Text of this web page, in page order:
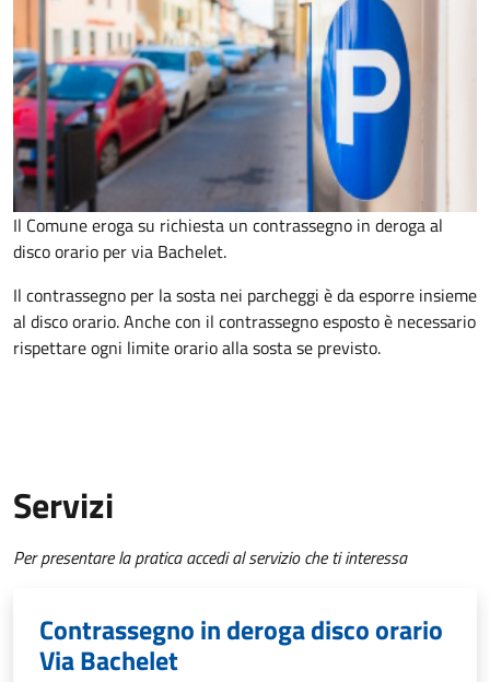
Il Comune eroga su richiesta un contrassegno in deroga al
disco orario per via Bachelet.
Il contrassegno per la sosta nei parcheggi è da esporre insieme
al disco orario. Anche con il contrassegno esposto è necessario
rispettare ogni limite orario alla sosta se previsto.
Servizi
Per presentare la pratica accedi al servizio che ti interessa
Contrassegno in deroga disco orario
Via Bachelet